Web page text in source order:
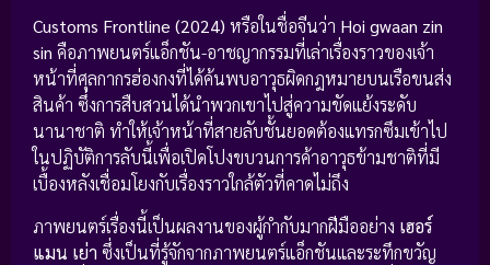
Customs Frontline (2024) หรือในชื่อจีนว่า Hoi gwaan zin
sin คือภาพยนตร์แอ็กชัน-อาชญากรรมที่เล่าเรื่องราวของเจ้า
หน้าที่ศุลกากรฮ่องกงที่ได้ค้นพบอาวุธผิดกฎหมายบนเรือขนส่ง
สินค้า ซึ่งการสืบสวนได้นำพวกเขาไปสู่ความขัดแย้งระดับ
นานาชาติ ทำให้เจ้าหน้าที่สายลับชั้นยอดต้องแทรกซึมเข้าไป
ในปฏิบัติการลับนี้เพื่อเปิดโปงขบวนการค้าอาวุธข้ามชาติที่มี
เบื้องหลังเชื่อมโยงกับเรื่องราวใกล้ตัวที่คาดไม่ถึง
ภาพยนตร์เรื่องนี้เป็นผลงานของผู้กำกับมากฝีมืออย่าง เฮอร์
แมน เย่า ซึ่งเป็นที่รู้จักจากภาพยนตร์แอ็กชันและระทึกขวัญ